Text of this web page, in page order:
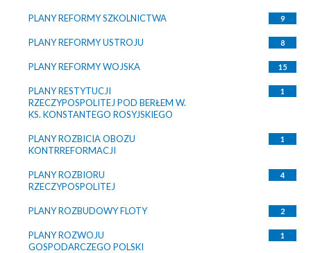
PLANY REFORMY SZKOLNICTWA 9
PLANY REFORMY USTROJU 8
PLANY REFORMY WOJSKA 15
PLANY RESTYTUCJI
RZECZYPOSPOLITEJ POD BERŁEM W.
KS. KONSTANTEGO ROSYJSKIEGO
1
PLANY ROZBICIA OBOZU
KONTRREFORMACJI
1
PLANY ROZBIORU
RZECZYPOSPOLITEJ
4
PLANY ROZBUDOWY FLOTY 2
PLANY ROZWOJU
GOSPODARCZEGO POLSKI
1